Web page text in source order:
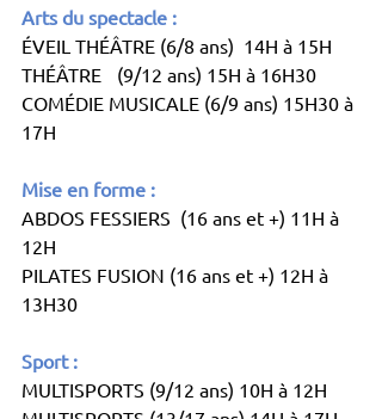
Arts du spectacle :
ÉVEIL THÉÂTRE (6/8 ans)  14H à 15H
THÉÂTRE	(9/12 ans) 15H à 16H30
COMÉDIE MUSICALE (6/9 ans) 15H30 à
17H
Mise en forme :
ABDOS FESSIERS  (16 ans et +) 11H à
12H
PILATES FUSION (16 ans et +) 12H à
13H30
Sport :
MULTISPORTS (9/12 ans) 10H à 12H